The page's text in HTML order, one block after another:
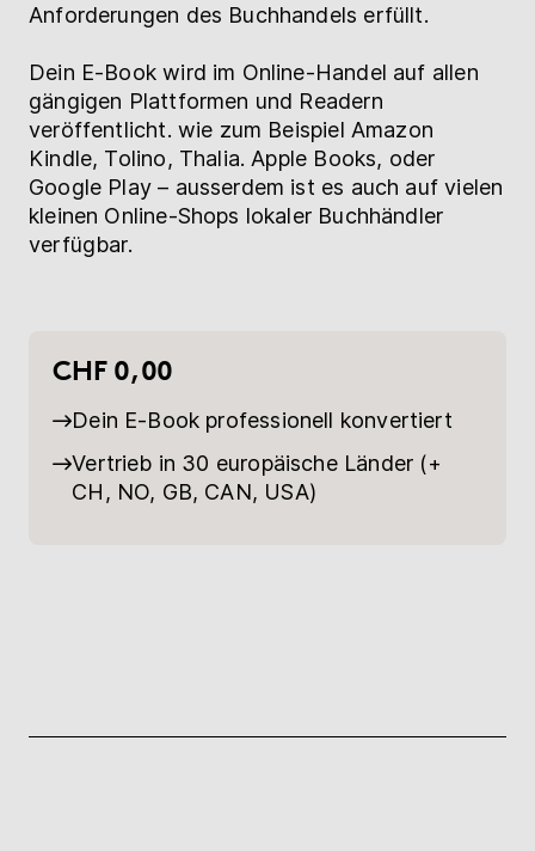
Anforderungen des Buchhandels erfüllt.
Dein E-Book wird im Online-Handel auf allen
gängigen Plattformen und Readern
veröffentlicht. wie zum Beispiel Amazon
Kindle, Tolino, Thalia. Apple Books, oder
Google Play – ausserdem ist es auch auf vielen
kleinen Online-Shops lokaler Buchhändler
verfügbar.
CHF 0,00
Dein E-Book professionell konvertiert
Vertrieb in 30 europäische Länder (+
CH, NO, GB, CAN, USA)